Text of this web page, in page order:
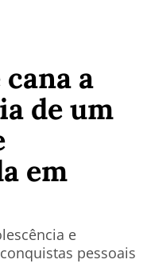
a
de um
em
e
pessoais